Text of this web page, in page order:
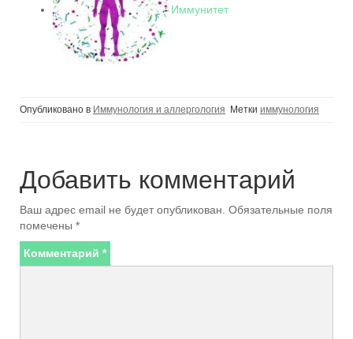
Иммунитет
Опубликовано в Иммунология и аллергология Метки иммунология
Добавить комментарий
Ваш адрес email не будет опубликован. Обязательные поля
помечены *
Комментарий *